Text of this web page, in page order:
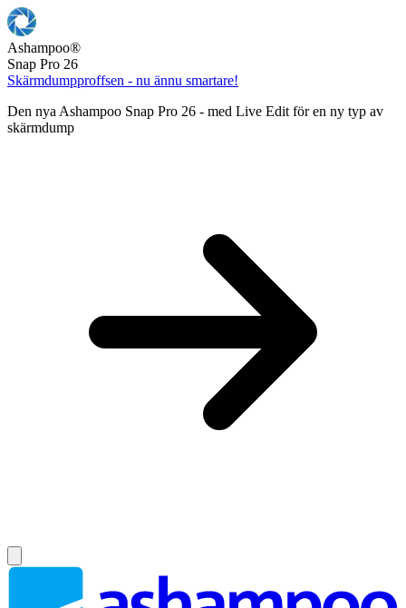
Ashampoo®
Snap Pro 26
Skärmdumpproffsen - nu ännu smartare!
Den nya Ashampoo Snap Pro 26 - med Live Edit för en ny typ av
skärmdump